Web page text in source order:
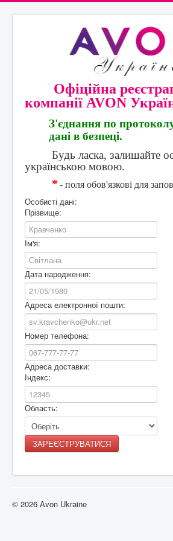
Офіційна
компанії AVON
З'єднання по
дані в безпеці.
Будь ласка, залишайте
українською мовою.
* - поля обов'язкові для
Особисті дані:
Прізвище:
Ім'я:
Дата народження:
Адреса електронної пошти:
Номер телефона:
Адреса доставки:
Індекс:
Область:
© 2026 Avon Ukraine